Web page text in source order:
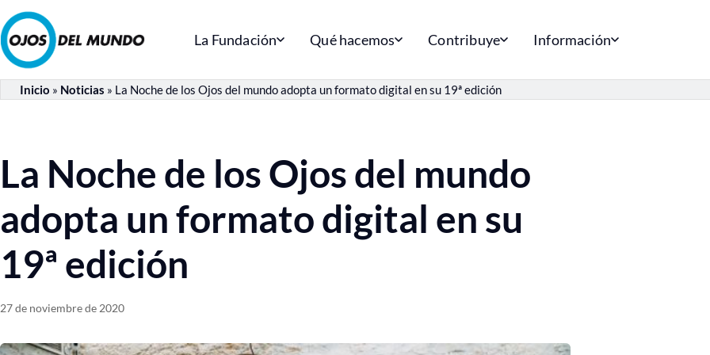
La Fundación Qué hacemos Contribuye Información
Inicio » Noticias » La Noche de los Ojos del mundo adopta un formato digital en su 19ª edición
La Noche de los Ojos del mundo
adopta un formato digital en su
19ª edición
27 de noviembre de 2020